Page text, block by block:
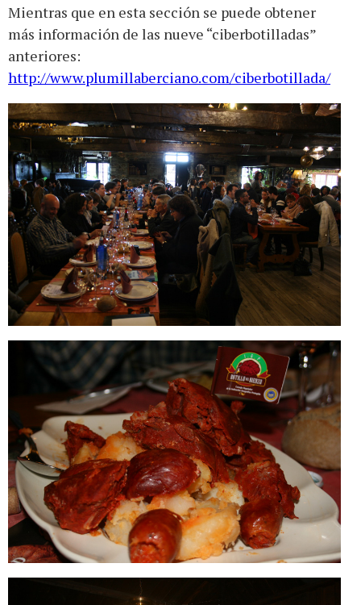
Mientras que en esta sección se puede obtener
más información de las nueve “ciberbotilladas”
anteriores:
http://www.plumillaberciano.com/ciberbotillada/